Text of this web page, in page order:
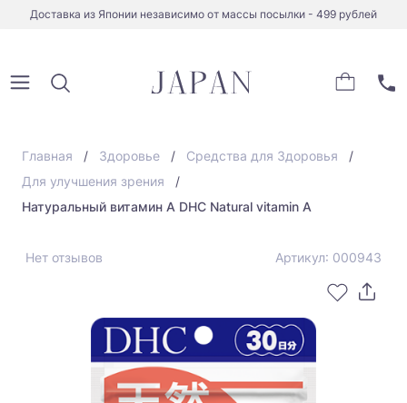
Доставка из Японии независимо от массы посылки - 499 рублей
Главная Здоровье
Средства для Здоровья
Для улучшения зрения
Натуральный витамин А DHC Natural vitamin A
Нет отзывов Артикул: 000943